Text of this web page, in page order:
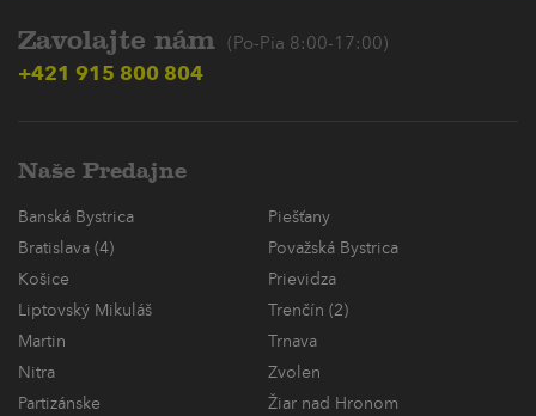
Zavolajte nám (Po-Pia 8:00-17:00)
+421 915 800 804
Naše Predajne
Banská Bystrica
Piešťany
Bratislava (4)
Považská Bystrica
Košice
Prievidza
Liptovský Mikuláš
Trenčín (2)
Martin
Trnava
Nitra
Zvolen
Partizánske
Žiar nad Hronom